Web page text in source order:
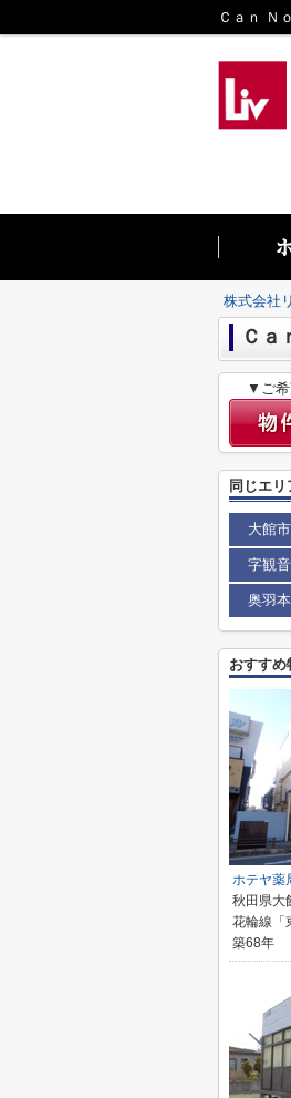
株式会社
Ｃａ
▼ご希
同じエ
大館市
字観
奥羽
おすすめ
ホテヤ薬
秋田県大
花輪線「
築68年